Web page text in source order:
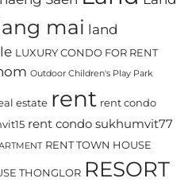
mai land
LUXURY CONDO FOR RENT
Outdoor Children's Play Park
estate rent rent condo
rent condo sukhumvit77
RENT TOWN HOUSE
THONGLOR RESORT